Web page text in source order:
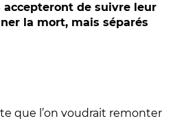
accepteront de suivre leur
la mort, mais séparés
que l’on voudrait remonter